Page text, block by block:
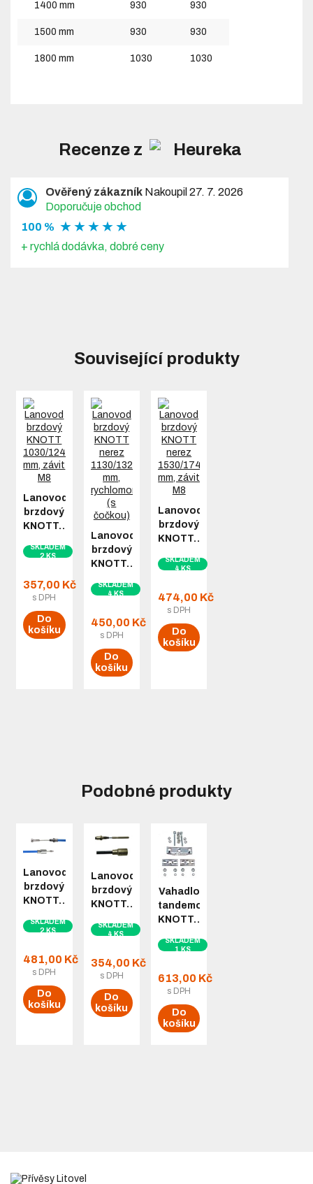
1400 mm 930 930
1500 mm 930 930
1800 mm 1030 1030
Recenze z
Ověřený zákazník Nakoupil 27. 7. 2026
Doporučuje obchod
100 % ★ ★ ★ ★ ★
+ rychlá dodávka, dobré ceny
Související produkty
Lanovod
brzdový
KNOTT…
SKLADEM
2 KS
357,00 Kč
s DPH
Do
košíku
Lanovod
brzdový
KNOTT…
SKLADEM
4 KS
450,00 Kč
s DPH
Do
košíku
Lanovod
brzdový
KNOTT…
SKLADEM
4 KS
474,00 Kč
s DPH
Do
košíku
Podobné produkty
Lanovod
brzdový
KNOTT…
SKLADEM
2 KS
481,00 Kč
s DPH
Do
košíku
Lanovod
brzdový
KNOTT…
SKLADEM
4 KS
354,00 Kč
s DPH
Do
košíku
Vahadlo
tandemové
KNOTT…
SKLADEM
1 KS
613,00 Kč
s DPH
Do
košíku